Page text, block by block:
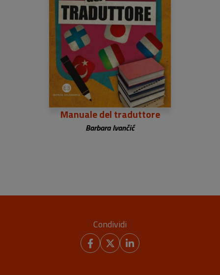
Manuale del traduttore
Barbara Ivančić
Condividi